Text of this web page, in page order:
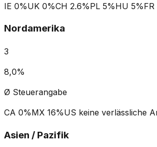
IE 0%UK 0%CH 2.6%PL 5%HU 5%FR
Nordamerika
3
8,0%
Ø Steuerangabe
CA 0%MX 16%US keine verlässliche
Asien / Pazifik